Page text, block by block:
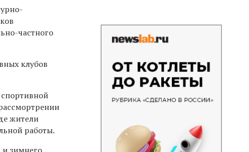
частного
клубов
жители
работы.